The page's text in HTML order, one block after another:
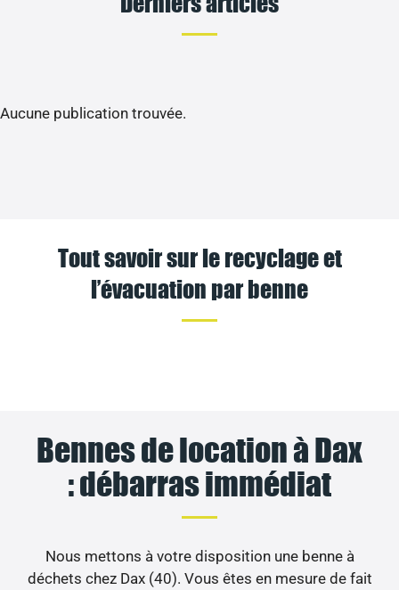
Aucune publication trouvée.
Tout savoir sur le recyclage et
l’évacuation par benne
Bennes de location à Dax
: débarras immédiat
Nous mettons à votre disposition une benne à
déchets chez Dax (40). Vous êtes en mesure de fait